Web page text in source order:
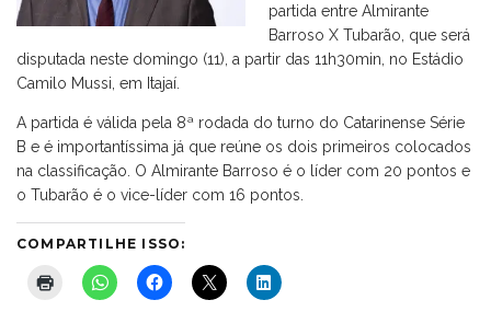
partida entre Almirante
Barroso X Tubarão, que será
disputada neste domingo (11), a partir das 11h30min, no Estádio
Camilo Mussi, em Itajaí.
A partida é válida pela 8ª rodada do turno do Catarinense Série
B e é importantíssima já que reúne os dois primeiros colocados
na classificação. O Almirante Barroso é o líder com 20 pontos e
o Tubarão é o vice-líder com 16 pontos.
COMPARTILHE ISSO: